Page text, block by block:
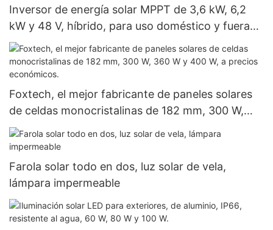
Inversor de energía solar MPPT de 3,6 kW, 6,2
kW y 48 V, híbrido, para uso doméstico y fuera
de la red, de litio.
Foxtech, el mejor fabricante de paneles solares
de celdas monocristalinas de 182 mm, 300 W,
360 W y 400 W, a precios económicos.
Farola solar todo en dos, luz solar de vela,
lámpara impermeable